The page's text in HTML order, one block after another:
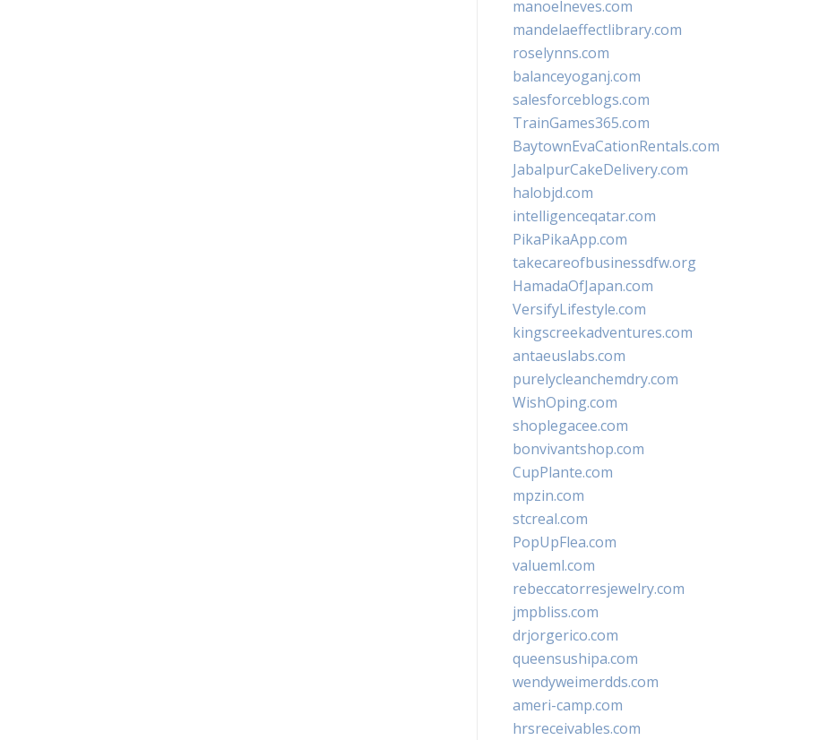
manoelneves.com
mandelaeffectlibrary.com
roselynns.com
balanceyoganj.com
salesforceblogs.com
TrainGames365.com
BaytownEvaCationRentals.com
JabalpurCakeDelivery.com
halobjd.com
intelligenceqatar.com
PikaPikaApp.com
takecareofbusinessdfw.org
HamadaOfJapan.com
VersifyLifestyle.com
kingscreekadventures.com
antaeuslabs.com
purelycleanchemdry.com
WishOping.com
shoplegacee.com
bonvivantshop.com
CupPlante.com
mpzin.com
stcreal.com
PopUpFlea.com
valueml.com
rebeccatorresjewelry.com
jmpbliss.com
drjorgerico.com
queensushipa.com
wendyweimerdds.com
ameri-camp.com
hrsreceivables.com